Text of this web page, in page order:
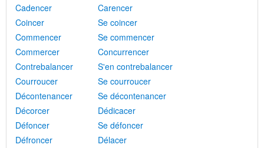
Cadencer
Carencer
Coincer
Se coincer
Commencer
Se commencer
Commercer
Concurrencer
Contrebalancer
S'en contrebalancer
Courroucer
Se courroucer
Décontenancer
Se décontenancer
Décorcer
Dédicacer
Défoncer
Se défoncer
Défroncer
Délacer